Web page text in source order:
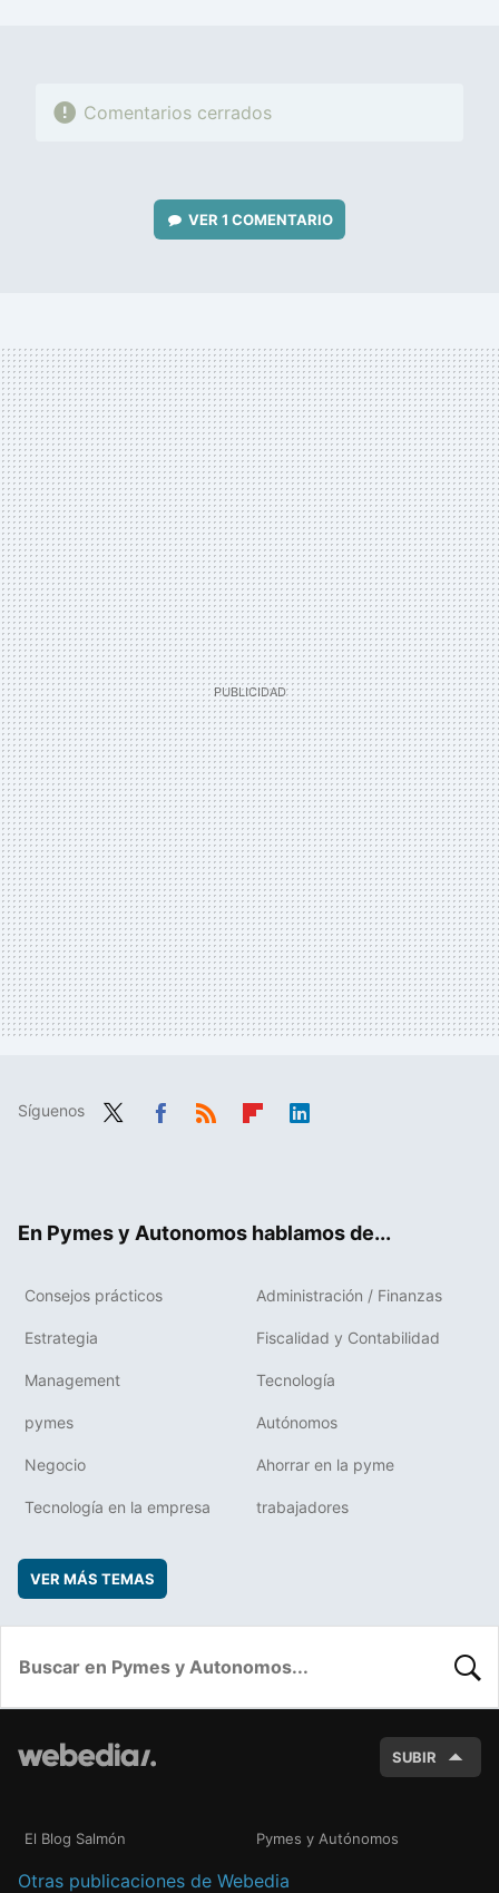
Comentarios cerrados
VER 1 COMENTARIO
Síguenos
En Pymes y Autonomos hablamos de...
Consejos prácticos Administración / Finanzas
Estrategia Fiscalidad y Contabilidad
Management Tecnología
pymes Autónomos
Negocio Ahorrar en la pyme
Tecnología en la empresa trabajadores
VER MÁS TEMAS
SUBIR
El Blog Salmón Pymes y Autónomos
Otras publicaciones de Webedia